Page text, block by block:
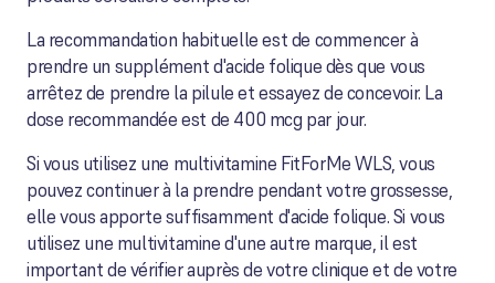
La recommandation habituelle est de commencer à
prendre un supplément d'acide folique dès que vous
arrêtez de prendre la pilule et essayez de concevoir. La
dose recommandée est de 400 mcg par jour.
Si vous utilisez une multivitamine FitForMe WLS, vous
pouvez continuer à la prendre pendant votre grossesse,
elle vous apporte suffisamment d'acide folique. Si vous
utilisez une multivitamine d'une autre marque, il est
important de vérifier auprès de votre clinique et de votre